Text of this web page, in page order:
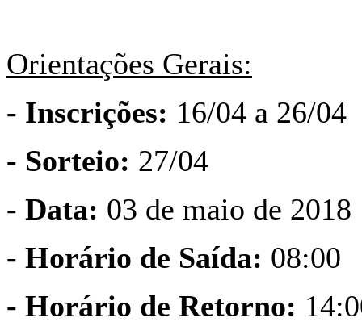
Orientações Gerais:
- Inscrições: 16/04 a 26/04
- Sorteio: 27/04
- Data: 03 de maio de 2018
- Horário de Saída: 08:00
- Horário de Retorno: